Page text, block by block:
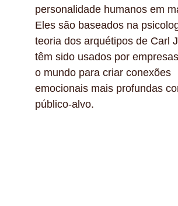
personalidade humanos em
Eles são baseados na
teoria dos arquétipos de Carl
têm sido usados por
o mundo para criar conexões
emocionais mais profundas
público-alvo.